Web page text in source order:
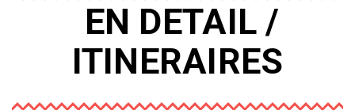
EN DETAIL /
ITINERAIRES